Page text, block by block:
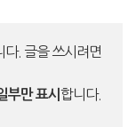
다. 글을 쓰시려면
부만 표시 합니다.